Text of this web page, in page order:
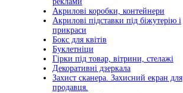
Акрилові коробки, контейнери
Акрилові підставки під біжутерію і
прикраси
Бокс для квітів
Буклетніци
Гірки під товар, вітрини, стелажі
Декоративні дзеркала
Захист сканера. Захисний екран для
продавця.